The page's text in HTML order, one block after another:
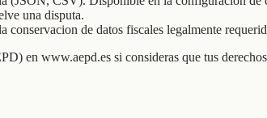
una disputa.
de datos fiscales legalmente
en www.aepd.es si consideras que tus